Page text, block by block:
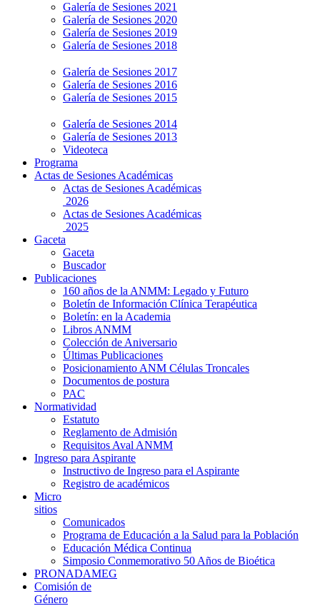
Galería de Sesiones 2021
Galería de Sesiones 2020
Galería de Sesiones 2019
Galería de Sesiones 2018
Galería de Sesiones 2017
Galería de Sesiones 2016
Galería de Sesiones 2015
Galería de Sesiones 2014
Galería de Sesiones 2013
Videoteca
Programa
Actas de Sesiones Académicas
Actas de Sesiones Académicas
2026
Actas de Sesiones Académicas
2025
Gaceta
Gaceta
Buscador
Publicaciones
160 años de la ANMM: Legado y Futuro
Boletín de Información Clínica Terapéutica
Boletín: en la Academia
Libros ANMM
Colección de Aniversario
Últimas Publicaciones
Posicionamiento ANM Células Troncales
Documentos de postura
PAC
Normatividad
Estatuto
Reglamento de Admisión
Requisitos Aval ANMM
Ingreso para Aspirante
Instructivo de Ingreso para el Aspirante
Registro de académicos
Micro
sitios
Comunicados
Programa de Educación a la Salud para la Población
Educación Médica Continua
Simposio Conmemorativo 50 Años de Bioética
PRONADAMEG
Comisión de
Género